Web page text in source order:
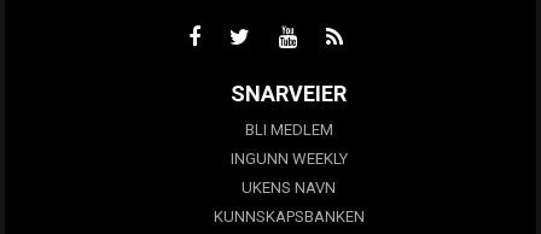
SNARVEIER
BLI MEDLEM
INGUNN WEEKLY
UKENS NAVN
KUNNSKAPSBANKEN